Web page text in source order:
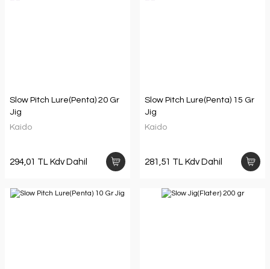
Slow Pitch Lure(Penta) 20 Gr
Jig
Kaido
294,01 TL Kdv Dahil
Slow Pitch Lure(Penta) 15 Gr
Jig
Kaido
281,51 TL Kdv Dahil